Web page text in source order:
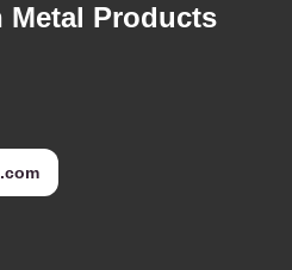
Metal Products